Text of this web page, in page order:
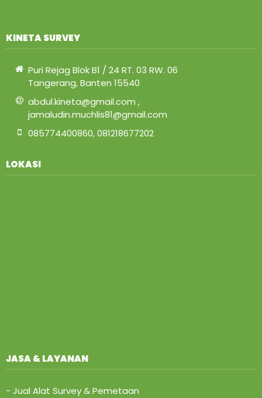
KINETA SURVEY
Puri Rejag Blok B1 / 24 RT. 03 RW. 06
Tangerang, Banten 15540
abdul.kineta@gmail.com ,
jamaludin.muchlis81@gmail.com
085774400860, 081218677202
LOKASI
JASA & LAYANAN
- Jual Alat Survey & Pemetaan